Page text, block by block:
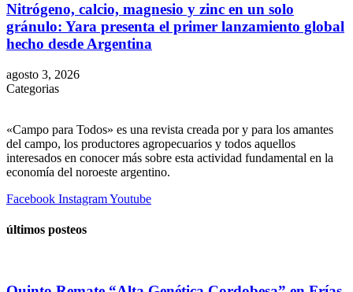
Nitrógeno, calcio, magnesio y zinc en un solo
gránulo: Yara presenta el primer lanzamiento global
hecho desde Argentina
agosto 3, 2026
Categorias
«Campo para Todos» es una revista creada por y para los amantes
del campo, los productores agropecuarios y todos aquellos
interesados en conocer más sobre esta actividad fundamental en la
economía del noroeste argentino.
Facebook InstagramYoutube
últimos posteos